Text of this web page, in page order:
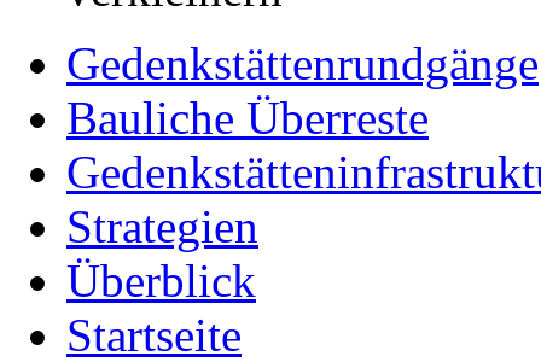
Gedenkstättenrundgänge
Bauliche Überreste
Strategien
Überblick
Startseite